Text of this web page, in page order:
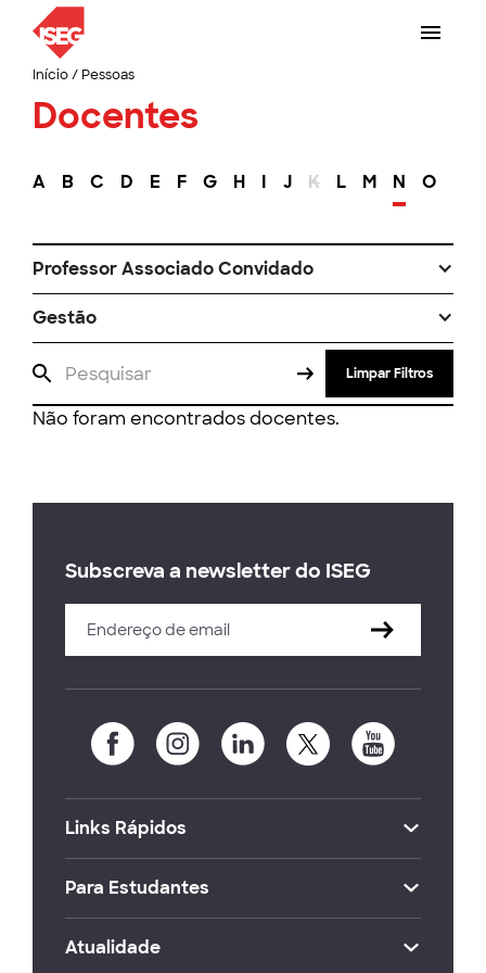
Início/ Pessoas
Docentes
A B C D E F G H I J K L M N O
Professor Associado Convidado
Gestão
Limpar Filtros
Não foram encontrados docentes.
Subscreva a newsletter do ISEG
Links Rápidos
Para Estudantes
Atualidade